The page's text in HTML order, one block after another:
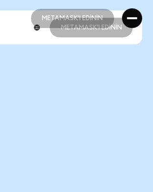
METAMASK'I EDİNİN
METAMASK'I EDİNİN
METAMASK'I EDİNİN